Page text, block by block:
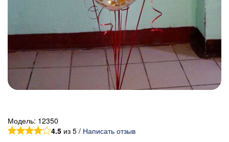
Модель: 12350
4.5 из 5 / Написать отзыв